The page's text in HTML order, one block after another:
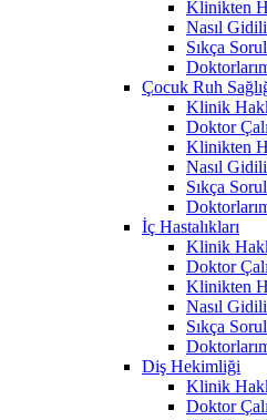
Klinikten
Nasıl
Sıkça
Çocuk Ruh
Klinik
Doktor
Klinikten
Nasıl
Sıkça
İç Hastalıkları
Klinik
Doktor
Klinikten
Nasıl
Sıkça
Diş Hekimliği
Klinik
Doktor